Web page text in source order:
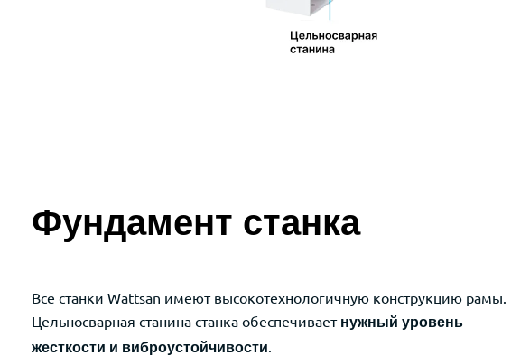
Фундамент станка
Все станки Wattsan имеют высокотехнологичную конструкцию рамы.
Цельносварная станина станка обеспечивает нужный уровень
жесткости и виброустойчивости